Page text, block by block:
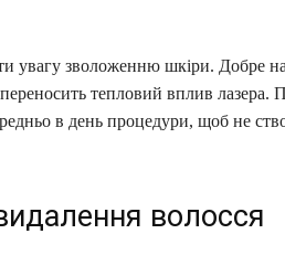
увагу зволоженню шкіри. Добре
тепловий вплив лазера.
в день процедури, щоб не
волосся